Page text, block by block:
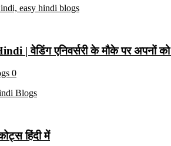
| वेडिंग एनिवर्सरी के मौके पर अपनों
0
हिंदी में